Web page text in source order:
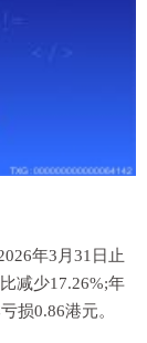
年3月31日止
减少17.26%;年
损0.86港元。